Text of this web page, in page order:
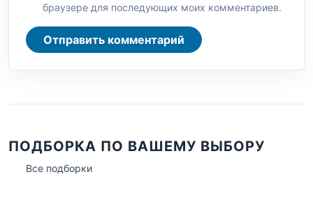
браузере для последующих моих комментариев.
Отправить комментарий
ПОДБОРКА ПО ВАШЕМУ ВЫБОРУ
Все подборки